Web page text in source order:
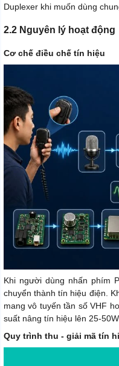
Duplexer khi muốn dùng
2.2 Nguyên lý hoạt động
Cơ chế điều chế tín hiệu
Khi người dùng nhấn phím
chuyển thành tín hiệu điện.
mang vô tuyến tần số VHF
suất nâng tín hiệu lên 25-
Quy trình thu - giải mã tín